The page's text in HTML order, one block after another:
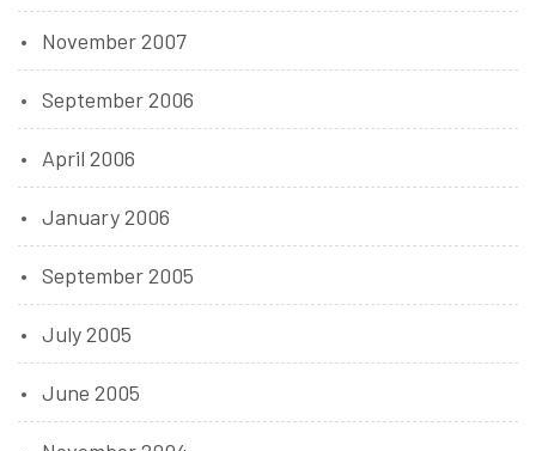
November 2007
September 2006
April 2006
January 2006
September 2005
July 2005
June 2005